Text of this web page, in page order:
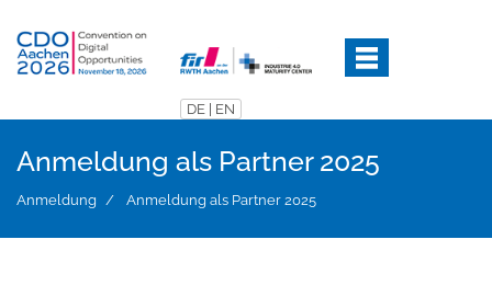
zum
Inhalt
DE EN
Anmeldung als Partner 2025
Anmeldung Anmeldung als Partner 2025